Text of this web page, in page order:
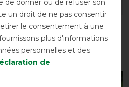
LISTE DE SOUHAITS
également
un droit de ne pas consentir
le consentement à une
plus d'informations
personnelles et des
de